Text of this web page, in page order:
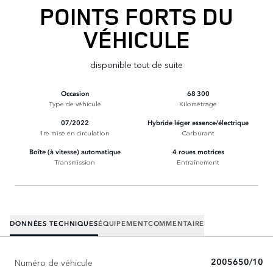
POINTS FORTS DU
VÉHICULE
disponible tout de suite
Occasion
Type de véhicule
68 300
Kilométrage
07/2022
1re mise en circulation
Hybride léger essence/électrique
Carburant
Boîte (à vitesse) automatique
Transmission
4 roues motrices
Entraînement
DONNÉES TECHNIQUES ÉQUIPEMENTCOMMENTAIRE
Numéro de véhicule 2005650/10